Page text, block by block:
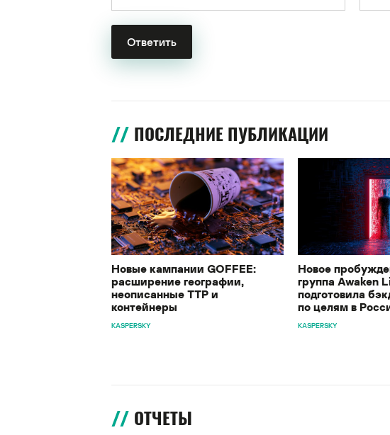
ПОСЛЕДНИЕ ПУБЛИКАЦИИ
Новые кампании GOFFEE:
расширение географии,
неописанные TTP и
контейнеры
KASPERSKY
Новое
группа Awaken
подготовила
по целям в
KASPERSKY
ОТЧЕТЫ